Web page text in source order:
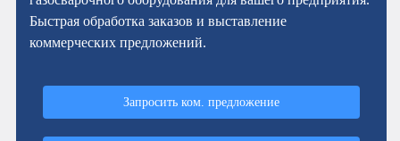
Быстрая обработка заказов и выставление
коммерческих предложений.
Запросить ком. предложение